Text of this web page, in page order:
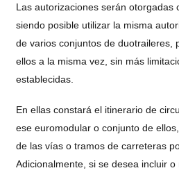
Las autorizaciones serán otorgadas
siendo posible utilizar la misma
de varios conjuntos de duotraileres,
ellos a la misma vez, sin más
establecidas.
En ellas constará el itinerario de
ese euromodular o conjunto de
de las vías o tramos de carreteras
Adicionalmente, si se desea incluir